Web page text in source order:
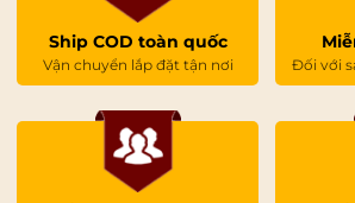
Nhà máy sản xuất:
Thôn Chu Xá,
Hưng Yên | Hotline: 0963 244 956
Hệ thống Showroom - Cửa hàng:
Tại Hà Nội: Số 18NV3, Khu Đô Thị
Yên Xá, P. Hà Đông, TP. Hà Nội
Ship COD toàn quốc
Vận chuyển lắp đặt tận nơi Đối với